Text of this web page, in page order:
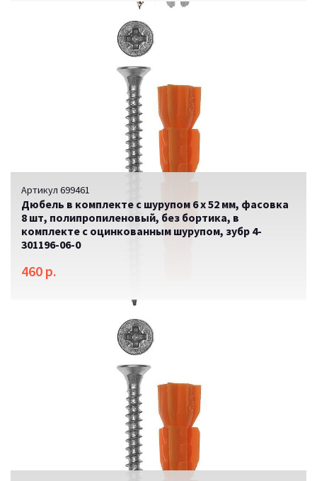
Артикул 699461
Дюбель в комплекте с шурупом 6 х 52 мм, фасовка
8 шт, полипропиленовый, без бортика, в
комплекте с оцинкованным шурупом, зубр 4-
301196-06-0
460 р.